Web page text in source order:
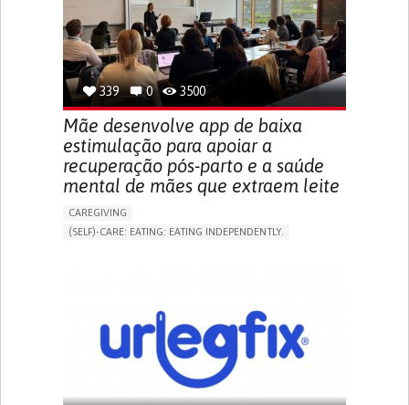
SWELLING IN THE LOWER EXTREMITIES (EDEMA)
URINARY URGENCY AT NIGHT (NOCTURIA)
TO IMPROVE TREATMENT/THERAPY
PREVENTING (VACCINATION, PROTECTION, FALLS,
RESEARCH/MAPPING)
NEPHROLOGY
SLOVENIA
339 0 3500
Mãe desenvolve app de baixa
estimulação para apoiar a
recuperação pós-parto e a saúde
mental de mães que extraem leite
CAREGIVING
(SELF)-CARE: EATING: EATING INDEPENDENTLY.
CAREGIVING SUPPORT
GYNECOLOGY AND OBSTETRICS
PARENTHOOD SUPPORT
WOMEN'S HEALTH